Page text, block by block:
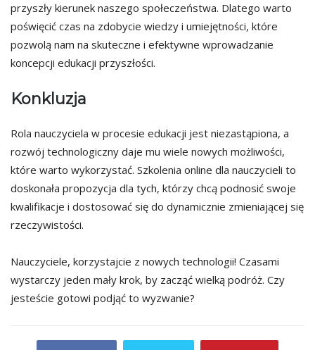
przyszły kierunek naszego społeczeństwa. Dlatego warto
poświęcić czas na zdobycie wiedzy i umiejętności, które
pozwolą nam na skuteczne i efektywne wprowadzanie
koncepcji edukacji przyszłości.
Konkluzja
Rola nauczyciela w procesie edukacji jest niezastąpiona, a
rozwój technologiczny daje mu wiele nowych możliwości,
które warto wykorzystać. Szkolenia online dla nauczycieli to
doskonała propozycja dla tych, którzy chcą podnosić swoje
kwalifikacje i dostosować się do dynamicznie zmieniającej się
rzeczywistości.
Nauczyciele, korzystajcie z nowych technologii! Czasami
wystarczy jeden mały krok, by zacząć wielką podróż. Czy
jesteście gotowi podjąć to wyzwanie?